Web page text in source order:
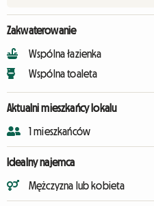
Zakwaterowanie
Wspólna łazienka
Wspólna toaleta
Aktualni mieszkańcy lokalu
1 mieszkańców
Idealny najemca
Mężczyzna lub kobieta